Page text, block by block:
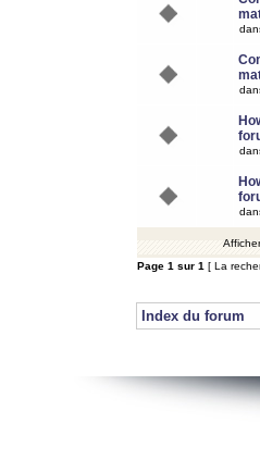
Page 1 sur 1 [ La
Index du forum